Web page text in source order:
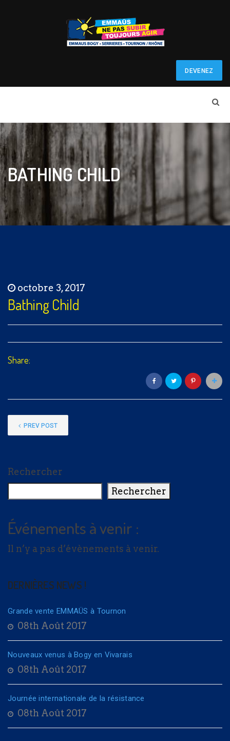
DEVENEZ
BATHING CHILD
octobre 3, 2017
Bathing Child
Share:
PREV POST
Rechercher
Rechercher
Événements à venir :
Il n’y a pas d’évènements à venir.
DERNIÈRES NEWS !
Grande vente EMMAÜS à Tournon
08th Août 2017
Nouveaux venus à Bogy en Vivarais
08th Août 2017
Journée internationale de la résistance
08th Août 2017